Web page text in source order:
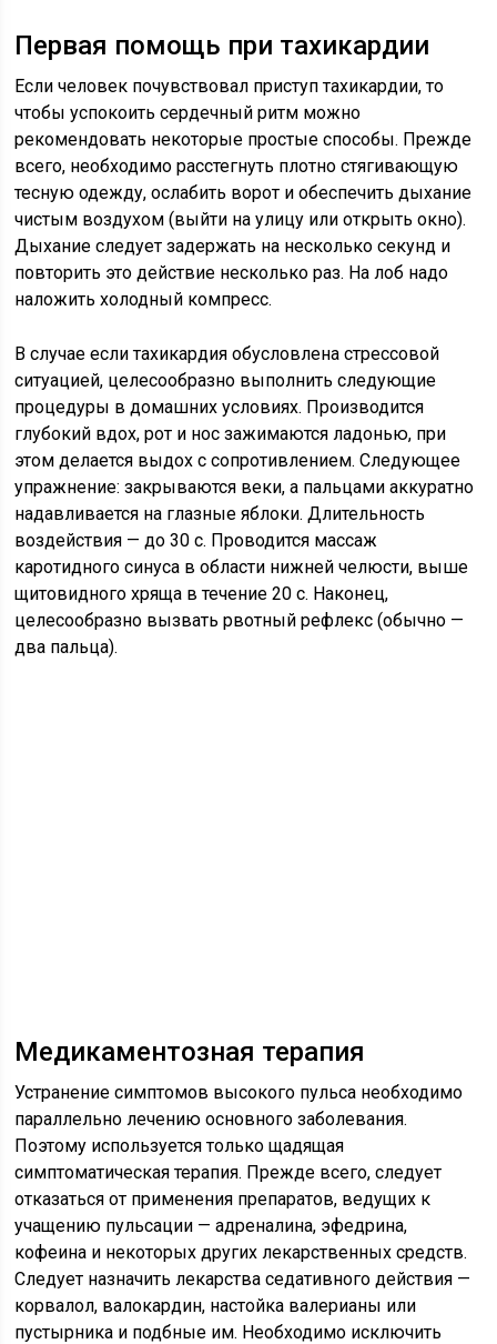
Первая помощь при тахикардии
Если человек почувствовал приступ тахикардии, то
чтобы успокоить сердечный ритм можно
рекомендовать некоторые простые способы. Прежде
всего, необходимо расстегнуть плотно стягивающую
тесную одежду, ослабить ворот и обеспечить дыхание
чистым воздухом (выйти на улицу или открыть окно).
Дыхание следует задержать на несколько секунд и
повторить это действие несколько раз. На лоб надо
наложить холодный компресс.
В случае если тахикардия обусловлена стрессовой
ситуацией, целесообразно выполнить следующие
процедуры в домашних условиях. Производится
глубокий вдох, рот и нос зажимаются ладонью, при
этом делается выдох с сопротивлением. Следующее
упражнение: закрываются веки, а пальцами аккуратно
надавливается на глазные яблоки. Длительность
воздействия — до 30 с. Проводится массаж
каротидного синуса в области нижней челюсти, выше
щитовидного хряща в течение 20 с. Наконец,
целесообразно вызвать рвотный рефлекс (обычно —
два пальца).
Медикаментозная терапия
Устранение симптомов высокого пульса необходимо
параллельно лечению основного заболевания.
Поэтому используется только щадящая
симптоматическая терапия. Прежде всего, следует
отказаться от применения препаратов, ведущих к
учащению пульсации — адреналина, эфедрина,
кофеина и некоторых других лекарственных средств.
Следует назначить лекарства седативного действия —
корвалол, валокардин, настойка валерианы или
пустырника и подбные им. Необходимо исключить